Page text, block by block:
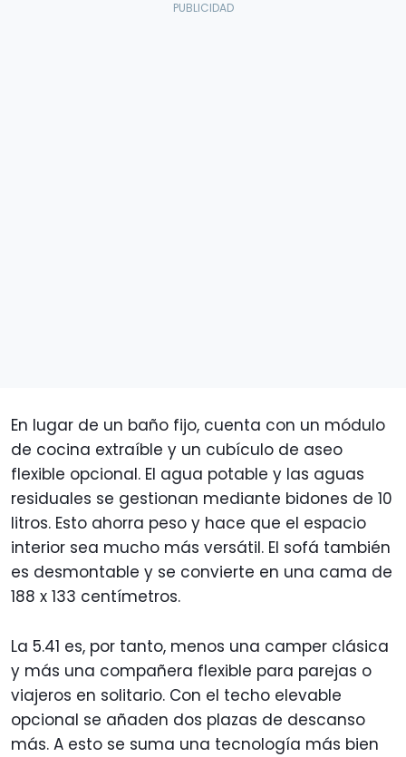
En lugar de un baño fijo, cuenta con un módulo
de cocina extraíble y un cubículo de aseo
flexible opcional. El agua potable y las aguas
residuales se gestionan mediante bidones de 10
litros. Esto ahorra peso y hace que el espacio
interior sea mucho más versátil. El sofá también
es desmontable y se convierte en una cama de
188 x 133 centímetros.
La 5.41 es, por tanto, menos una camper clásica
y más una compañera flexible para parejas o
viajeros en solitario. Con el techo elevable
opcional se añaden dos plazas de descanso
más. A esto se suma una tecnología más bien